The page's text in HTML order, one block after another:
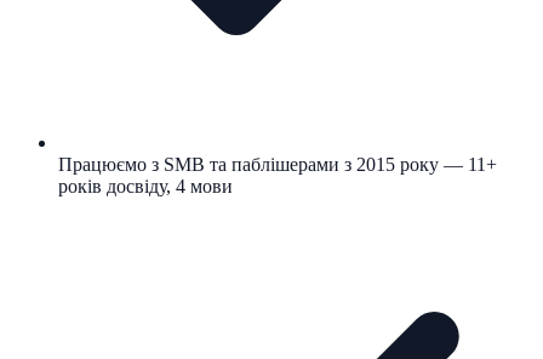
Працюємо з SMB та паблішерами з 2015 року — 11+
років досвіду, 4 мови